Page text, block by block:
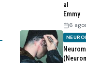
al
Emmy
6